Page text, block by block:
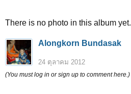
There is no photo in this album yet.
Alongkorn Bundasak
24 ตุลาคม 2012
(You must log in or sign up to comment here.)